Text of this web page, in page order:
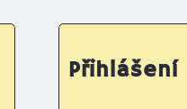
Přihlášení